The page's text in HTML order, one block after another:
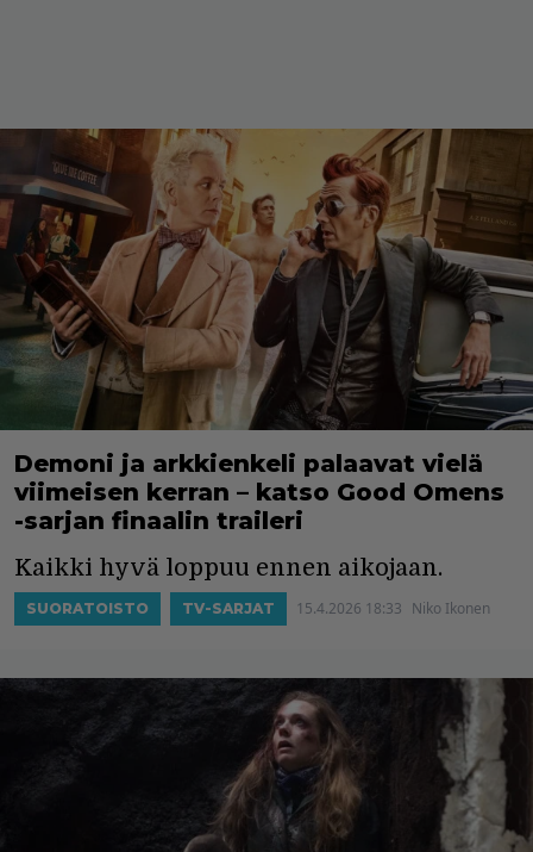
Demoni ja arkkienkeli palaavat vielä
viimeisen kerran – katso Good Omens
-sarjan finaalin traileri
Kaikki hyvä loppuu ennen aikojaan.
SUORATOISTO TV-SARJAT 15.4.2026 18:33 Niko Ikonen